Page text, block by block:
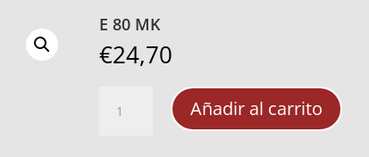
E 80 MK
€24,70
Añadir al carrito